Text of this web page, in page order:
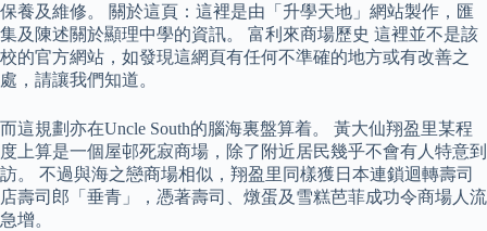
保養及維修。 關於這頁：這裡是由「升學天地」網站製作，匯
集及陳述關於顯理中學的資訊。 富利來商場歷史 這裡並不是該
校的官方網站，如發現這網頁有任何不準確的地方或有改善之
處，請讓我們知道。
而這規劃亦在Uncle South的腦海裏盤算着。 黃大仙翔盈里某程
度上算是一個屋邨死寂商場，除了附近居民幾乎不會有人特意到
訪。 不過與海之戀商場相似，翔盈里同樣獲日本連鎖迴轉壽司
店壽司郎「垂青」，憑著壽司、燉蛋及雪糕芭菲成功令商場人流
急增。